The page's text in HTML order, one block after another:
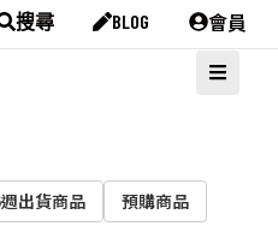
搜尋 BLOG 會員
出貨商品 預購商品